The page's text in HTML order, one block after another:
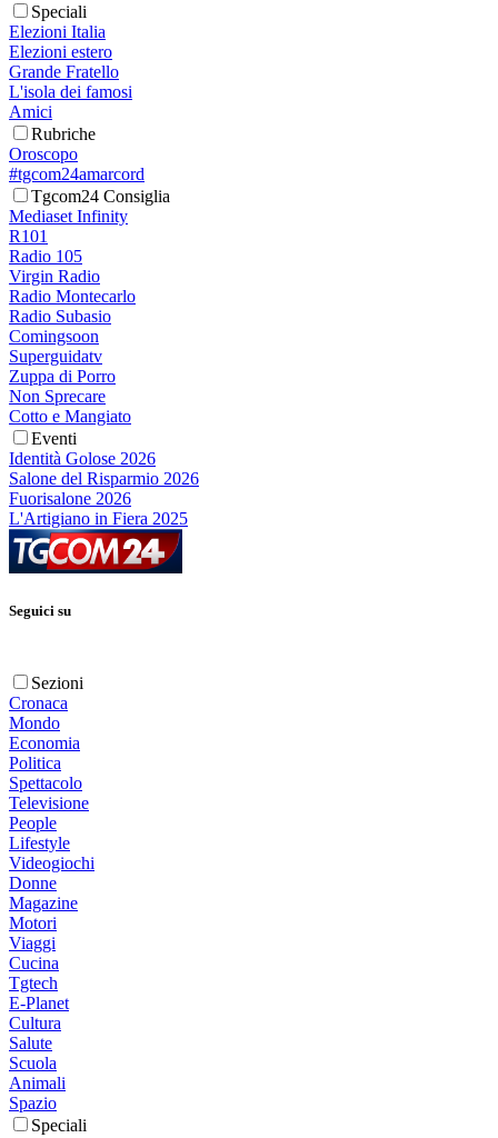
Speciali
Elezioni Italia
Elezioni estero
Grande Fratello
L'isola dei famosi
Amici
Rubriche
Oroscopo
#tgcom24amarcord
Tgcom24 Consiglia
Mediaset Infinity
R101
Radio 105
Virgin Radio
Radio Montecarlo
Radio Subasio
Comingsoon
Superguidatv
Zuppa di Porro
Non Sprecare
Cotto e Mangiato
Eventi
Identità Golose 2026
Salone del Risparmio 2026
Fuorisalone 2026
L'Artigiano in Fiera 2025
Seguici su
Sezioni
Cronaca
Mondo
Economia
Politica
Spettacolo
Televisione
People
Lifestyle
Videogiochi
Donne
Magazine
Motori
Viaggi
Cucina
Tgtech
E-Planet
Cultura
Salute
Scuola
Animali
Spazio
Speciali